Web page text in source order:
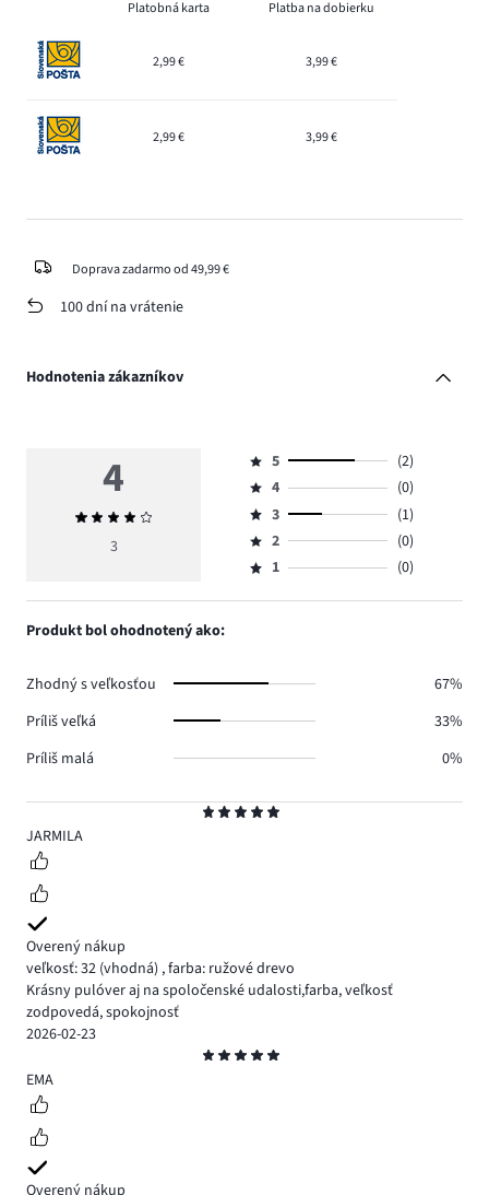
Platobná karta Platba na dobierku
2,99 € 3,99 €
2,99 € 3,99 €
Doprava zadarmo od 49,99 €
100 dní na vrátenie
Hodnotenia zákazníkov
5
JARMILA
Overený nákup
veľkosť: 32 (vhodná) ,farba: ružové drevo
Krásny pulóver aj na spoločenské udalosti,farba, veľkosť
zodpovedá, spokojnosť
2026-02-23
5
EMA
Overený nákup
4
Priemerné
hodnotenie
3
Hodnotenie
5,
počet
hlasov
2.
5
(2)
Hodnotenie
4,
počet
hlasov
4
(0)
Hodnotenie
3,
počet
3
(1)
Hodnotenie
2,
2
(0)
Hodnotenie
1,
1 (0)
Produkt bol ohodnotený ako:
Zhodný s veľkosťou
67%
Príliš veľká
33%
Príliš malá
0%